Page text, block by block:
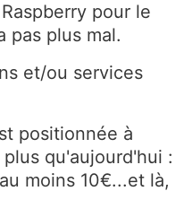
pour le
pas plus mal.
et/ou services
positionnée à
qu'aujourd'hui :
moins 10€...et là,